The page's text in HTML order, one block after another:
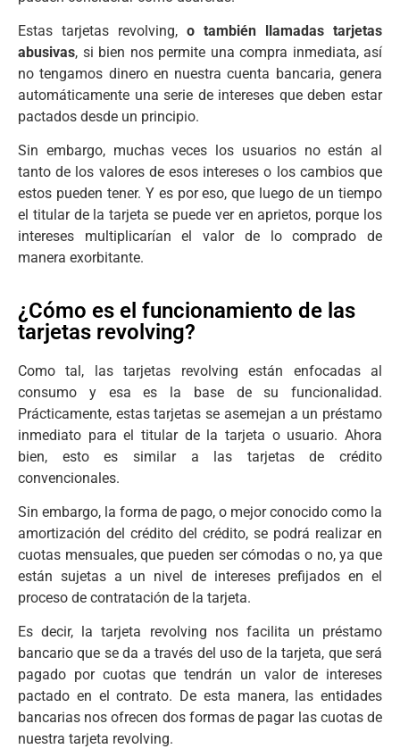
Estas tarjetas revolving, o también llamadas tarjetas
abusivas, si bien nos permite una compra inmediata, así
no tengamos dinero en nuestra cuenta bancaria, genera
automáticamente una serie de intereses que deben estar
pactados desde un principio.
Sin embargo, muchas veces los usuarios no están al
tanto de los valores de esos intereses o los cambios que
estos pueden tener. Y es por eso, que luego de un tiempo
el titular de la tarjeta se puede ver en aprietos, porque los
intereses multiplicarían el valor de lo comprado de
manera exorbitante.
¿Cómo es el funcionamiento de las
tarjetas revolving?
Como tal, las tarjetas revolving están enfocadas al
consumo y esa es la base de su funcionalidad.
Prácticamente, estas tarjetas se asemejan a un préstamo
inmediato para el titular de la tarjeta o usuario. Ahora
bien, esto es similar a las tarjetas de crédito
convencionales.
Sin embargo, la forma de pago, o mejor conocido como la
amortización del crédito del crédito, se podrá realizar en
cuotas mensuales, que pueden ser cómodas o no, ya que
están sujetas a un nivel de intereses prefijados en el
proceso de contratación de la tarjeta.
Es decir, la tarjeta revolving nos facilita un préstamo
bancario que se da a través del uso de la tarjeta, que será
pagado por cuotas que tendrán un valor de intereses
pactado en el contrato. De esta manera, las entidades
bancarias nos ofrecen dos formas de pagar las cuotas de
nuestra tarjeta revolving.